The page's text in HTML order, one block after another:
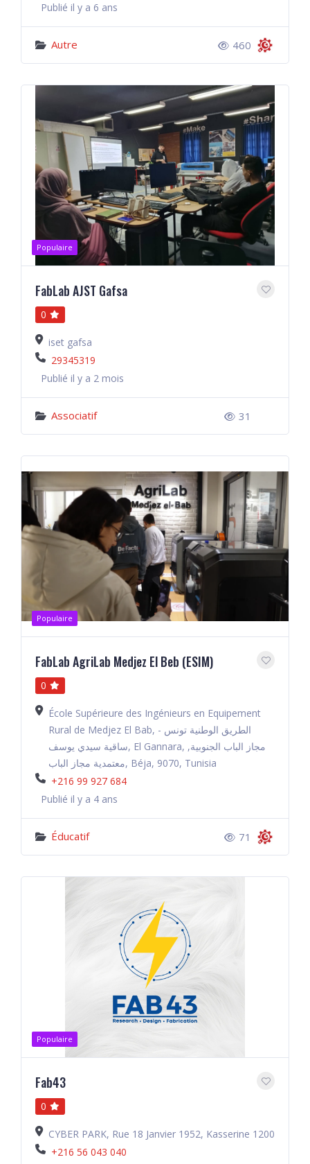
Publié il y a 6 ans
Autre 460
Populaire
FabLab AJST Gafsa
0
iset gafsa
29345319
Publié il y a 2 mois
Associatif 31
Populaire
FabLab AgriLab Medjez El Beb (ESIM)
0
École Supérieure des Ingénieurs en Equipement
Rural de Medjez El Bab, الطريق الوطنية تونس -
ساقية سيدي يوسف, El Gannara, مجاز الباب الجنوبية,
معتمدية مجاز الباب, Béja, 9070, Tunisia
+216 99 927 684
Publié il y a 4 ans
Éducatif 71
Populaire
Fab43
0
CYBER PARK, Rue 18 Janvier 1952, Kasserine 1200
+216 56 043 040